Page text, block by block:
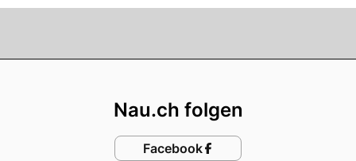
Nau.ch folgen
Facebook